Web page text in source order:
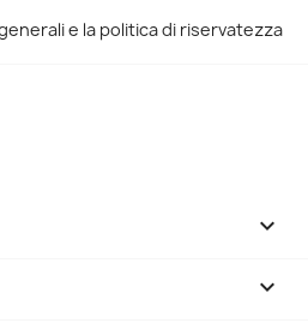
e la politica di riservatezza

